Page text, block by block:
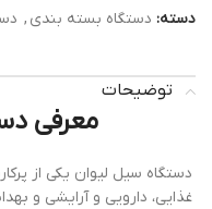
دسته: دستگاه بسته بندی ,
توضیحات
معرفی
دستگاه سیل لیوان یکی از
غذایی، دارویی و آرایشی و